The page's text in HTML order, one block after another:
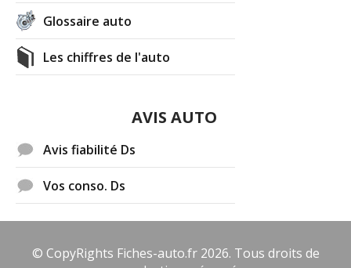
Glossaire auto
Les chiffres de l'auto
AVIS AUTO
Avis fiabilité Ds
Vos conso. Ds
© CopyRights Fiches-auto.fr 2026. Tous droits de